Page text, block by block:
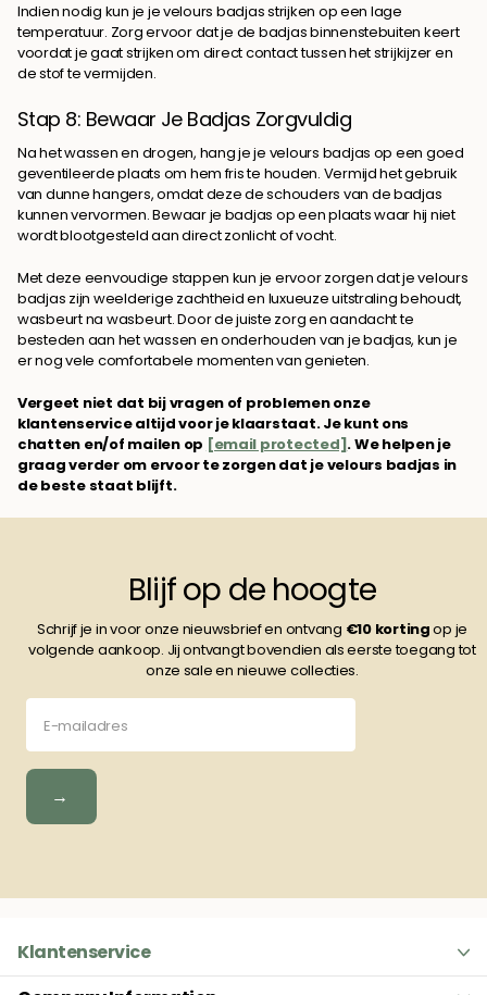
Indien nodig kun je je velours badjas strijken op een lage
temperatuur. Zorg ervoor dat je de badjas binnenstebuiten keert
voordat je gaat strijken om direct contact tussen het strijkijzer en
de stof te vermijden.
Stap 8: Bewaar Je Badjas Zorgvuldig
Na het wassen en drogen, hang je je velours badjas op een goed
geventileerde plaats om hem fris te houden. Vermijd het gebruik
van dunne hangers, omdat deze de schouders van de badjas
kunnen vervormen. Bewaar je badjas op een plaats waar hij niet
wordt blootgesteld aan direct zonlicht of vocht.
Met deze eenvoudige stappen kun je ervoor zorgen dat je velours
badjas zijn weelderige zachtheid en luxueuze uitstraling behoudt,
wasbeurt na wasbeurt. Door de juiste zorg en aandacht te
besteden aan het wassen en onderhouden van je badjas, kun je
er nog vele comfortabele momenten van genieten.
Vergeet niet dat bij vragen of problemen onze
klantenservice altijd voor je klaarstaat. Je kunt ons
chatten en/of mailen op [email protected] . We helpen je
graag verder om ervoor te zorgen dat je velours badjas in
de beste staat blijft.
Blijf op de hoogte
Schrijf je in voor onze nieuwsbrief en ontvang €10 kortingop je
volgende aankoop. Jij ontvangt bovendien als eerste toegang tot
onze sale en nieuwe collecties.
→
Klantenservice